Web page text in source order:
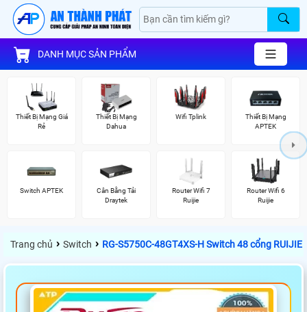
DANH MỤC SẢN PHẨM
Thiết Bị Mạng Giá
Rẻ
Thiết Bị Mạng
Dahua
Wifi Tplink
Thiết Bị Mạng
APTEK
Switch APTEK
Cân Bằng Tải
Draytek
Router Wifi 7
Ruijie
Router Wifi 6
Ruijie
Trang chủ › Switch › RG-S5750C-48GT4XS-H Switch 48 cổng RUIJIE